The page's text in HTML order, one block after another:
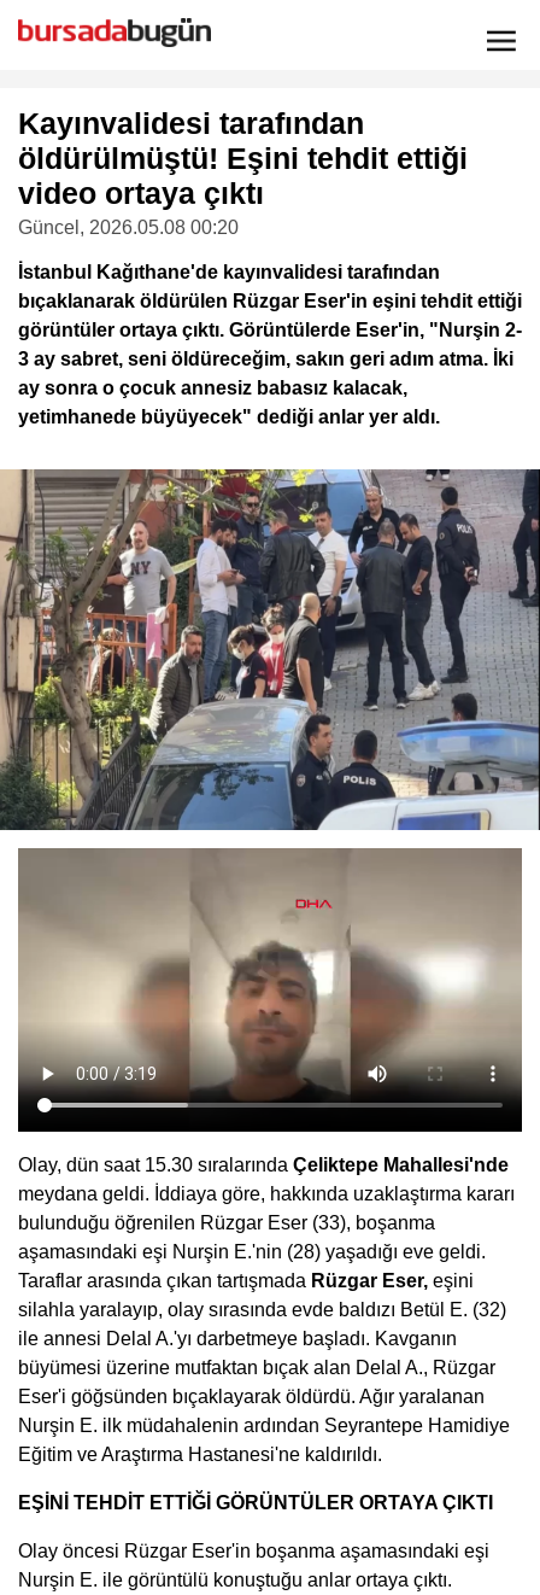
Kayınvalidesi tarafından
öldürülmüştü! Eşini tehdit ettiği
video ortaya çıktı
Güncel , 2026.05.08 00:20
İstanbul Kağıthane'de kayınvalidesi tarafından
bıçaklanarak öldürülen Rüzgar Eser'in eşini tehdit ettiği
görüntüler ortaya çıktı. Görüntülerde Eser'in, "Nurşin 2-
3 ay sabret, seni öldüreceğim, sakın geri adım atma. İki
ay sonra o çocuk annesiz babasız kalacak,
yetimhanede büyüyecek" dediği anlar yer aldı.
Olay, dün saat 15.30 sıralarında Çeliktepe Mahallesi'nde
meydana geldi. İddiaya göre, hakkında uzaklaştırma kararı
bulunduğu öğrenilen Rüzgar Eser (33), boşanma
aşamasındaki eşi Nurşin E.'nin (28) yaşadığı eve geldi.
Taraflar arasında çıkan tartışmada Rüzgar Eser, eşini
silahla yaralayıp, olay sırasında evde baldızı Betül E. (32)
ile annesi Delal A.'yı darbetmeye başladı. Kavganın
büyümesi üzerine mutfaktan bıçak alan Delal A., Rüzgar
Eser'i göğsünden bıçaklayarak öldürdü. Ağır yaralanan
Nurşin E. ilk müdahalenin ardından Seyrantepe Hamidiye
Eğitim ve Araştırma Hastanesi'ne kaldırıldı.
EŞİNİ TEHDİT ETTİĞİ GÖRÜNTÜLER ORTAYA ÇIKTI
Olay öncesi Rüzgar Eser'in boşanma aşamasındaki eşi
Nurşin E. ile görüntülü konuştuğu anlar ortaya çıktı.